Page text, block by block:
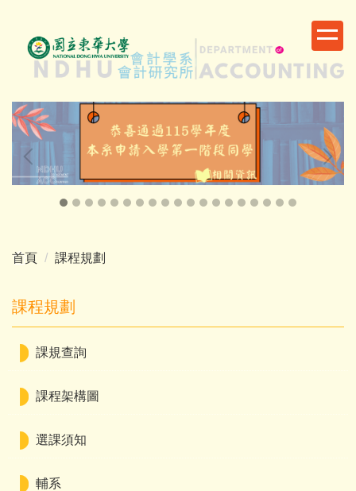
容
區
首頁 課程規劃
課程規劃
課規查詢
課程架構圖
選課須知
輔系